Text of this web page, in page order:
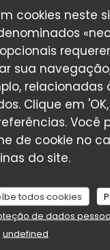
cookies neste
sua
relacionadas
Clique em
Você
de cookie no
do site.
todos cookies
de dados
undefined
:3/5 menu :4/5
Kanté face au